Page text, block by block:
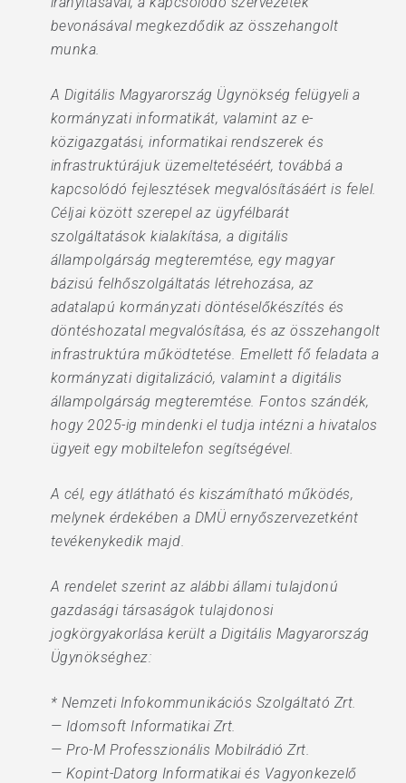
bevonásával megkezdődik az összehangolt
munka.
A Digitális Magyarország Ügynökség felügyeli a
kormányzati informatikát, valamint az e-
közigazgatási, informatikai rendszerek és
infrastruktúrájuk üzemeltetéséért, továbbá a
kapcsolódó fejlesztések megvalósításáért is felel.
Céljai között szerepel az ügyfélbarát
szolgáltatások kialakítása, a digitális
állampolgárság megteremtése, egy magyar
bázisú felhőszolgáltatás létrehozása, az
adatalapú kormányzati döntéselőkészítés és
döntéshozatal megvalósítása, és az összehangolt
infrastruktúra működtetése. Emellett fő feladata a
kormányzati digitalizáció, valamint a digitális
állampolgárság megteremtése. Fontos szándék,
hogy 2025-ig mindenki el tudja intézni a hivatalos
ügyeit egy mobiltelefon segítségével.
A cél, egy átlátható és kiszámítható működés,
melynek érdekében a DMÜ ernyőszervezetként
tevékenykedik majd.
A rendelet szerint az alábbi állami tulajdonú
gazdasági társaságok tulajdonosi
jogkörgyakorlása került a Digitális Magyarország
Ügynökséghez:
* Nemzeti Infokommunikációs Szolgáltató Zrt.
— Idomsoft Informatikai Zrt.
— Pro-M Professzionális Mobilrádió Zrt.
— Kopint-Datorg Informatikai és Vagyonkezelő